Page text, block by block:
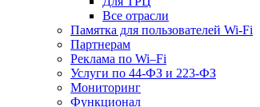
Все отрасли
Памятка для пользователей Wi-Fi
Партнерам
Реклама по Wi–Fi
Услуги по 44-ФЗ и 223-ФЗ
Мониторинг
Функционал